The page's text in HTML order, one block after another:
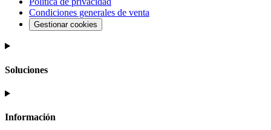
Condiciones generales de venta
Gestionar cookies
Soluciones
Información